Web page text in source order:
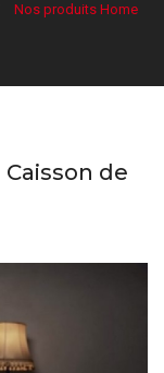
Nos produits Home
Caisson de